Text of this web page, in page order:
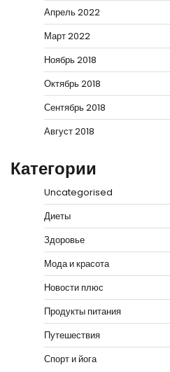
Апрель 2022
Март 2022
Ноябрь 2018
Октябрь 2018
Сентябрь 2018
Август 2018
Категории
Uncategorised
Диеты
Здоровье
Мода и красота
Новости плюс
Продукты питания
Путешествия
Спорт и йога